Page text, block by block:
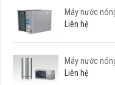
Máy nước
Liên hệ
Máy nước
Liên hệ